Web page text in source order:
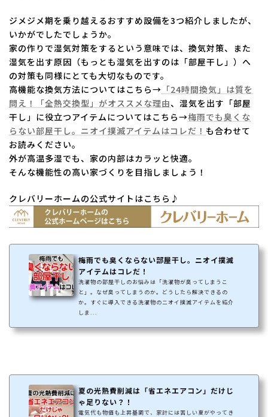
ジメジメ期を乗り越えるおすすめ設備を3つ紹介しましたが、
いかがでしたでしょうか。
家の作りで湿気対策をするという意味では、換気対策、また
湿気を出す原因（もっとも湿気を出すのは「部屋干し」）へ
の対策も同様にとても大切なものです。
高機能な換気方法についてはこちら→ 「24時間換気」は質を
問え！「全熱交換型」がオススメな理由、湿気を出す「部屋
干し」に役立つアイテムについてはこちら→梅雨でも臭くな
らない部屋干し。ニオイ撲滅アイテムはコレだ！ も合わせて
お読みください。
外が高温多湿でも、家の内部はカラッと快適。
そんな機能性の高い家づくりを目指しましょう！
クレバリーホームの公式サイトはこちら♪
梅雨でも臭くならない部屋干し。ニオイ撲滅
アイテムはコレだ！
洗濯物の部屋干しのお悩みは「洗濯物が臭ってしまうこ
と」。なぜ臭ってしまうのか。どうしたら解決できるの
か。すぐに導入できる洗濯物のニオイ撲滅アイテムを紹介
しま...
夏の光熱費削減は「省エネエアコン」だけじ
ゃ足りない？！
電気代も物価も上昇基調で、家計には苦しい夏がやってき